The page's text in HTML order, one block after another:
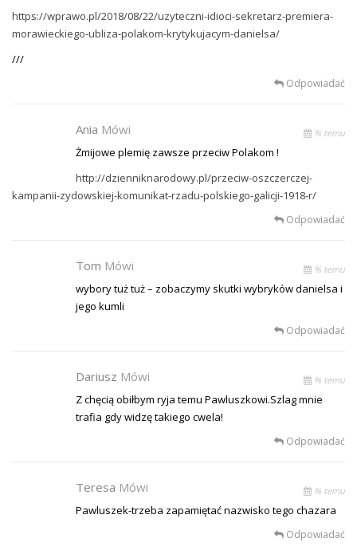
https://wprawo.pl/2018/08/22/uzyteczni-idioci-sekretarz-premiera-
morawieckiego-ubliza-polakom-krytykujacym-danielsa/
///
Odpowiadać
Ania Mówi % temu
Żmijowe plemię zawsze przeciw Polakom !
http://dzienniknarodowy.pl/przeciw-oszczerczej-
kampanii-zydowskiej-komunikat-rzadu-polskiego-galicji-1918-r/
Odpowiadać
Tom Mówi % temu
wybory tuż tuż – zobaczymy skutki wybryków danielsa i
jego kumli
Odpowiadać
Dariusz Mówi % temu
Z chęcią obiłbym ryja temu Pawluszkowi.Szlag mnie
trafia gdy widzę takiego cwela!
Odpowiadać
Teresa Mówi % temu
Pawluszek-trzeba zapamiętać nazwisko tego chazara
Odpowiadać